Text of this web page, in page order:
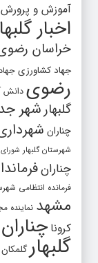
آموزش و پرورش
اخبار
خراسان
جهاد کشاورزی
رضوی دانش
گلبهار شهر
چناران
شهرستان گلبهار شورای
چناران
فرمانده انتظامی
مشهد نماینده
کرونا چناران
گلبهار گلمکان